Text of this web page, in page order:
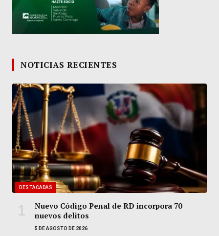
NOTICIAS RECIENTES
DESTACADAS
Nuevo Código Penal de RD incorpora 70
nuevos delitos
5 DE AGOSTO DE 2026